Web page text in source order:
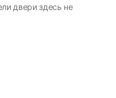
двери здесь не